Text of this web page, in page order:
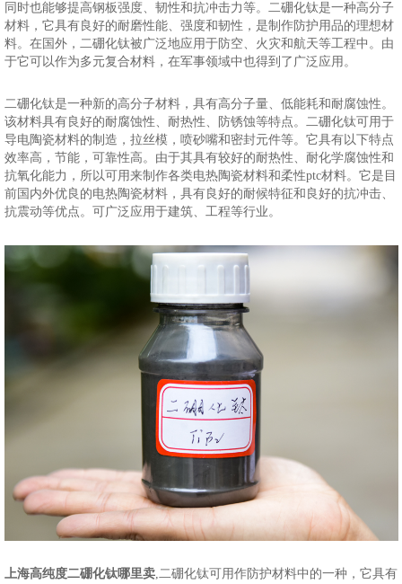
同时也能够提高钢板强度、韧性和抗冲击力等。二硼化钛是一种高分子
材料，它具有良好的耐磨性能、强度和韧性，是制作防护用品的理想材
料。在国外，二硼化钛被广泛地应用于防空、火灾和航天等工程中。由
于它可以作为多元复合材料，在军事领域中也得到了广泛应用。
二硼化钛是一种新的高分子材料，具有高分子量、低能耗和耐腐蚀性。
该材料具有良好的耐腐蚀性、耐热性、防锈蚀等特点。二硼化钛可用于
导电陶瓷材料的制造，拉丝模，喷砂嘴和密封元件等。它具有以下特点
效率高，节能，可靠性高。由于其具有较好的耐热性、耐化学腐蚀性和
抗氧化能力，所以可用来制作各类电热陶瓷材料和柔性ptc材料。它是目
前国内外优良的电热陶瓷材料，具有良好的耐候特征和良好的抗冲击、
抗震动等优点。可广泛应用于建筑、工程等行业。
上海高纯度二硼化钛哪里卖,二硼化钛可用作防护材料中的一种，它具有